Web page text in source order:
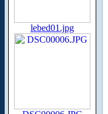
lebed01.jpg